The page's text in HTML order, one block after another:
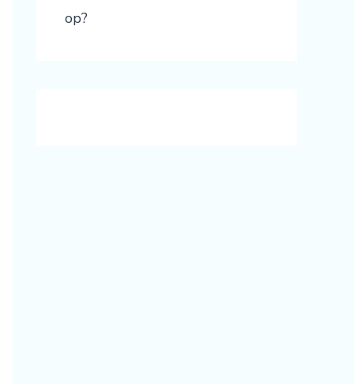
op?